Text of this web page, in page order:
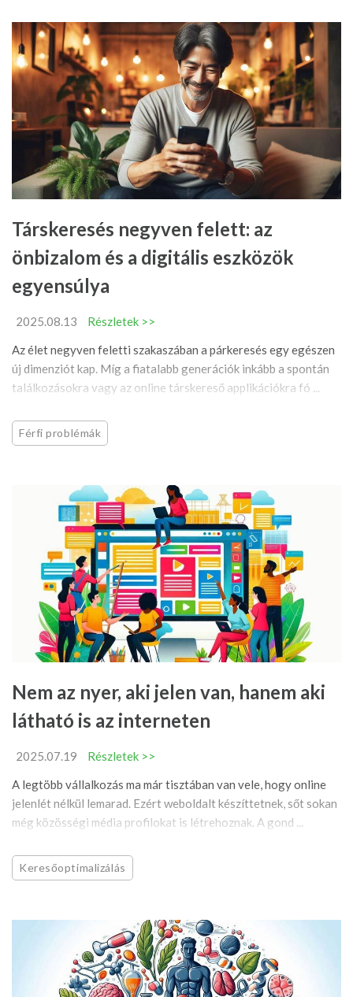
Társkeresés negyven felett: az
önbizalom és a digitális eszközök
egyensúlya
2025.08.13
Részletek >>
Az élet negyven feletti szakaszában a párkeresés egy egészen
új dimenziót kap. Míg a fiatalabb generációk inkább a spontán
találkozásokra vagy az online társkereső applikációkra fó ...
Férfi problémák
Nem az nyer, aki jelen van, hanem aki
látható is az interneten
2025.07.19
Részletek >>
A legtöbb vállalkozás ma már tisztában van vele, hogy online
jelenlét nélkül lemarad. Ezért weboldalt készíttetnek, sőt sokan
még közösségi média profilokat is létrehoznak. A gond ...
Keresőoptimalizálás